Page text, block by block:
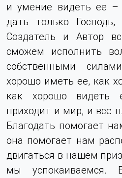
и умение видеть ее
дать только
Создатель и Автор
сможем исполнить
собственными
хорошо иметь ее, как
как хорошо видеть
приходит и мир, и все
Благодать помогает
она помогает нам
двигаться в нашем
мы